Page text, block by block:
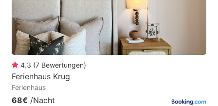
4.3 (7 Bewertungen)
Ferienhaus Krug
Ferienhaus
68€ /Nacht